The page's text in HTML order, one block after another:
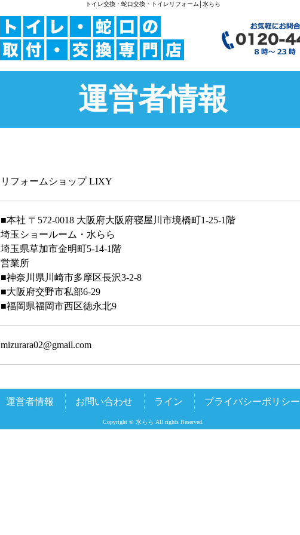
トイレ交換・蛇口交換・トイレリフォーム│水らら
運営者情報
リフォームショップ LIXY
■本社 〒572-0018 大阪府大阪府寝屋川市境橋町1-25-1階
埼玉ショールーム・水らら
埼玉県草加市金明町5-14-1階
営業所
■神奈川県川崎市多摩区長沢3-2-8
■大阪府交野市私部6-29
■福岡県福岡市西区徳永北9
mizurara02@gmail.com
運営者情報 お問い合わせ ライン プライバシーポリシー
Copyright © 水らら All rights Reserved.